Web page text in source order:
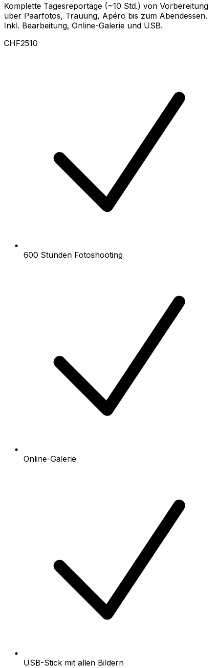
Komplette Tagesreportage (~10 Std.) von Vorbereitung
über Paarfotos, Trauung, Apéro bis zum Abendessen.
Inkl. Bearbeitung, Online-Galerie und USB.
CHF2510
600 Stunden Fotoshooting
Online-Galerie
USB-Stick mit allen Bildern